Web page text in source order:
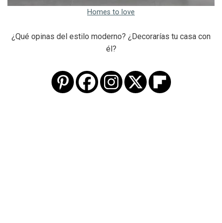
Homes to love
¿Qué opinas del estilo moderno? ¿Decorarías tu casa con
él?